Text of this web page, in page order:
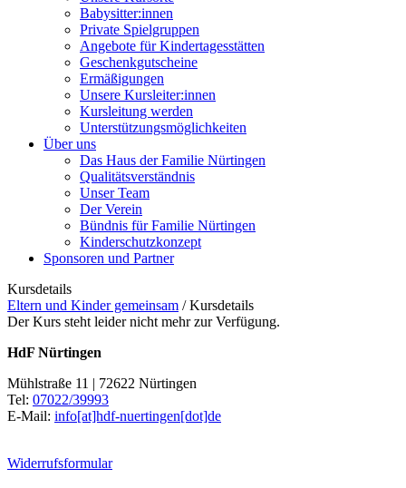
Babysitter:innen
Private Spielgruppen
Angebote für Kindertagesstätten
Geschenkgutscheine
Ermäßigungen
Unsere Kursleiter:innen
Kursleitung werden
Unterstützungsmöglichkeiten
Über uns
Das Haus der Familie Nürtingen
Qualitätsverständnis
Unser Team
Der Verein
Bündnis für Familie Nürtingen
Kinderschutzkonzept
Sponsoren und Partner
Kursdetails
Eltern und Kinder gemeinsam /Kursdetails
Der Kurs steht leider nicht mehr zur Verfügung.
HdF Nürtingen
Mühlstraße 11 | 72622 Nürtingen
Tel: 07022/39993
E-Mail: info[at]hdf-nuertingen[dot]de
Widerrufsformular